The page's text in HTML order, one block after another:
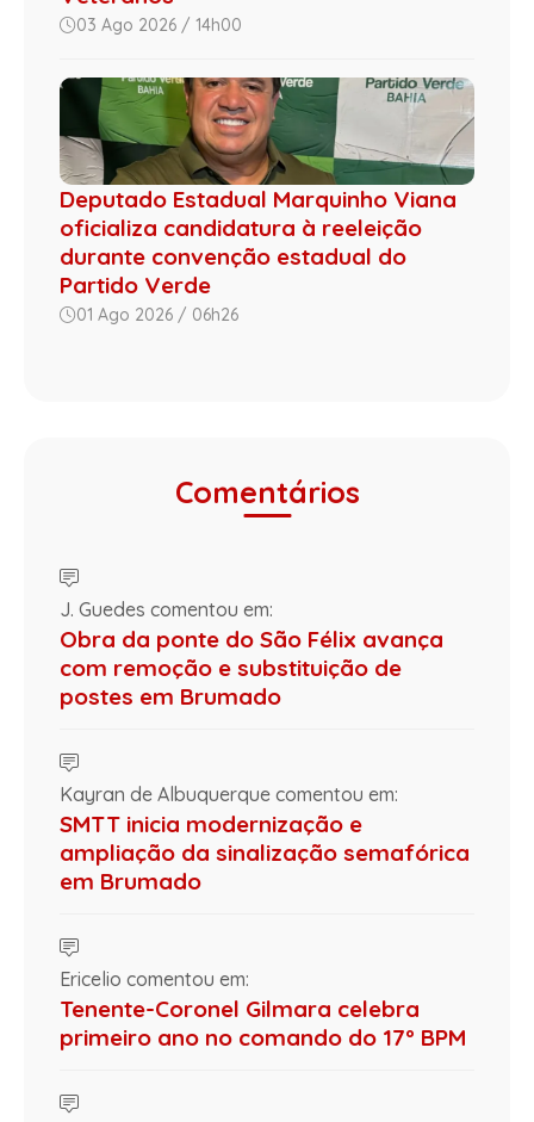
03 Ago 2026 / 14h00
Deputado Estadual Marquinho Viana
oficializa candidatura à reeleição
durante convenção estadual do
Partido Verde
01 Ago 2026 / 06h26
Comentários
J. Guedes comentou em:
Obra da ponte do São Félix avança
com remoção e substituição de
postes em Brumado
Kayran de Albuquerque comentou em:
SMTT inicia modernização e
ampliação da sinalização semafórica
em Brumado
Ericelio comentou em:
Tenente-Coronel Gilmara celebra
primeiro ano no comando do 17º BPM